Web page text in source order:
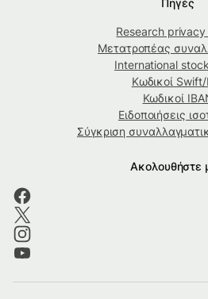
Research
Μετατροπέας
International
Κωδικοί Swift/
Κωδικοί
Ειδοποιήσεις
Σύγκριση
Ακολουθήστε